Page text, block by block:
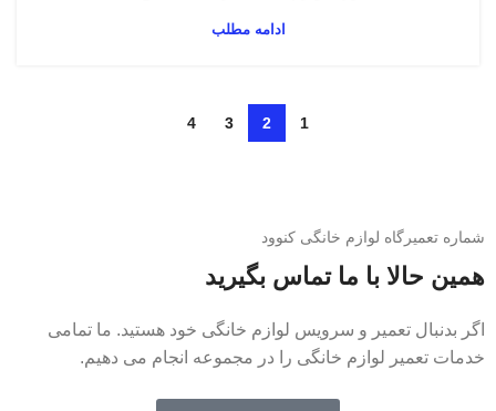
ادامه مطلب
1
2
3
4
شماره تعمیرگاه لوازم خانگی کنوود
همین حالا با ما تماس بگیرید
اگر بدنبال تعمیر و سرویس لوازم خانگی خود هستید. ما تمامی
خدمات تعمیر لوازم خانگی را در مجموعه انجام می دهیم.